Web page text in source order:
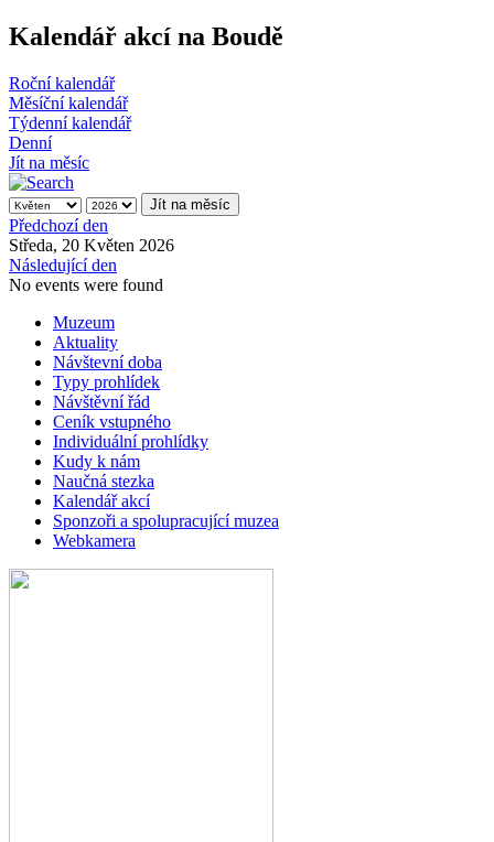
Kalendář akcí na Boudě
Roční kalendář
Měsíční kalendář
Týdenní kalendář
Denní
Jít na měsíc
Jít na měsíc
Předchozí den
Středa, 20 Květen 2026
Následující den
No events were found
Muzeum
Aktuality
Návštevní doba
Typy prohlídek
Návštěvní řád
Ceník vstupného
Individuální prohlídky
Kudy k nám
Naučná stezka
Kalendář akcí
Sponzoři a spolupracující muzea
Webkamera